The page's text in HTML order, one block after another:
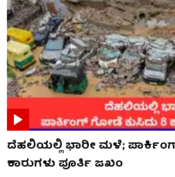
ದೆಹಲಿಯಲ್ಲಿ ಭಾರೀ ಮಳೆ;
ಕಾರುಗಳು ಪೂರ್ತಿ ಜಖಂ